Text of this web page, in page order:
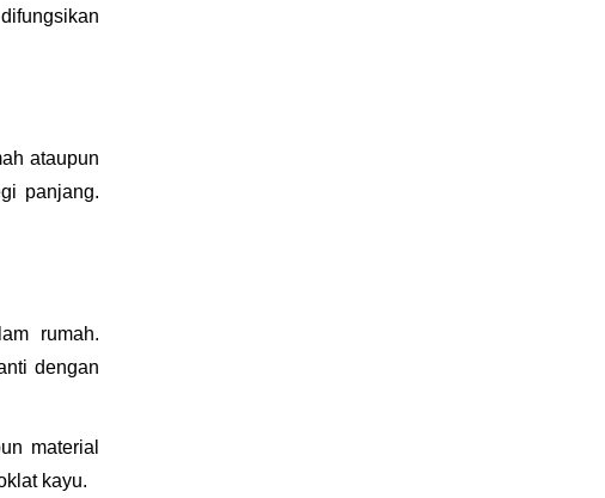
ataupun
panjang.
rumah.
dengan
material
kayu.